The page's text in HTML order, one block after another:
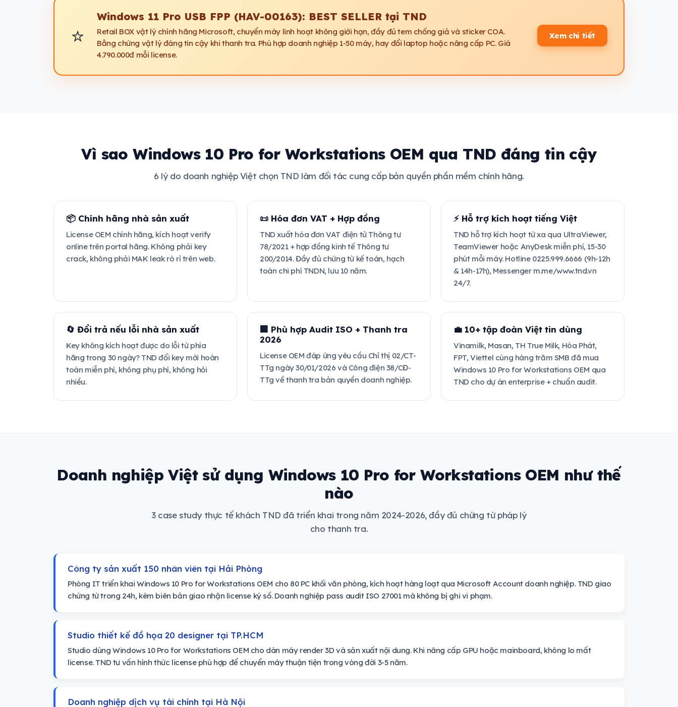
⭐
Windows 11 Pro USB FPP (HAV-00163): BEST SELLER tại TND
Retail BOX vật lý chính hãng Microsoft, chuyển máy linh hoạt không giới hạn, đầy đủ tem chống giả và sticker COA.
Bằng chứng vật lý đáng tin cậy khi thanh tra. Phù hợp doanh nghiệp 1-50 máy, hay đổi laptop hoặc nâng cấp PC. Giá
4.790.000đ mỗi license.
Xem chi tiết
Vì sao Windows 10 Pro for Workstations OEM qua TND đáng tin cậy
6 lý do doanh nghiệp Việt chọn TND làm đối tác cung cấp bản quyền phần mềm chính hãng.
📦 Chính hãng nhà sản xuất
License OEM chính hãng, kích hoạt verify
online trên portal hãng. Không phải key
crack, không phải MAK leak rò rỉ trên web.
📜 Hóa đơn VAT + Hợp đồng
TND xuất hóa đơn VAT điện tử Thông tư
78/2021 + hợp đồng kinh tế Thông tư
200/2014. Đầy đủ chứng từ kế toán, hạch
toán chi phí TNDN, lưu 10 năm.
⚡ Hỗ trợ kích hoạt tiếng Việt
TND hỗ trợ kích hoạt từ xa qua UltraViewer,
TeamViewer hoặc AnyDesk miễn phí, 15-30
phút mỗi máy. Hotline 0225.999.6666 (9h-12h
& 14h-17h), Messenger m.me/www.tnd.vn
24/7.
🔄 Đổi trả nếu lỗi nhà sản xuất
Key không kích hoạt được do lỗi từ phía
hãng trong 30 ngày? TND đổi key mới hoàn
toàn miễn phí, không phụ phí, không hỏi
nhiều.
🏢 Phù hợp Audit ISO + Thanh tra
2026
License OEM đáp ứng yêu cầu Chỉ thị 02/CT-
TTg ngày 30/01/2026 và Công điện 38/CĐ-
TTg về thanh tra bản quyền doanh nghiệp.
💼 10+ tập đoàn Việt tin dùng
Vinamilk, Masan, TH True Milk, Hòa Phát,
FPT, Viettel cùng hàng trăm SMB đã mua
Windows 10 Pro for Workstations OEM qua
TND cho dự án enterprise + chuẩn audit.
Doanh nghiệp Việt sử dụng Windows 10 Pro for Workstations OEM như thế
nào
3 case study thực tế khách TND đã triển khai trong năm 2024-2026, đầy đủ chứng từ pháp lý
cho thanh tra.
Công ty sản xuất 150 nhân viên tại Hải Phòng
Phòng IT triển khai Windows 10 Pro for Workstations OEM cho 80 PC khối văn phòng, kích hoạt hàng loạt qua Microsoft Account doanh nghiệp. TND giao
chứng từ trong 24h, kèm biên bản giao nhận license ký số. Doanh nghiệp pass audit ISO 27001 mà không bị ghi vi phạm.
Studio thiết kế đồ họa 20 designer tại TP.HCM
Studio dùng Windows 10 Pro for Workstations OEM cho dàn máy render 3D và sản xuất nội dung. Khi nâng cấp GPU hoặc mainboard, không lo mất
license. TND tư vấn hình thức license phù hợp để chuyển máy thuận tiện trong vòng đời 3-5 năm.
Doanh nghiệp dịch vụ tài chính tại Hà Nội